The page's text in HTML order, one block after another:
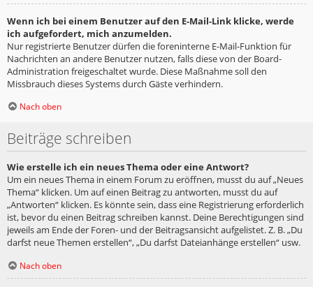
Wenn ich bei einem Benutzer auf den E-Mail-Link klicke, werde
ich aufgefordert, mich anzumelden.
Nur registrierte Benutzer dürfen die foreninterne E-Mail-Funktion für
Nachrichten an andere Benutzer nutzen, falls diese von der Board-
Administration freigeschaltet wurde. Diese Maßnahme soll den
Missbrauch dieses Systems durch Gäste verhindern.
Nach oben
Beiträge schreiben
Wie erstelle ich ein neues Thema oder eine Antwort?
Um ein neues Thema in einem Forum zu eröffnen, musst du auf „Neues
Thema“ klicken. Um auf einen Beitrag zu antworten, musst du auf
„Antworten“ klicken. Es könnte sein, dass eine Registrierung erforderlich
ist, bevor du einen Beitrag schreiben kannst. Deine Berechtigungen sind
jeweils am Ende der Foren- und der Beitragsansicht aufgelistet. Z. B. „Du
darfst neue Themen erstellen“, „Du darfst Dateianhänge erstellen“ usw.
Nach oben